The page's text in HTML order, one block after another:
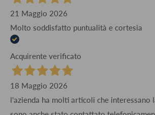
21 Maggio 2026
Molto soddisfatto puntualità e cortesia
Acquirente verificato
18 Maggio 2026
l'azienda ha molti articoli che interessano